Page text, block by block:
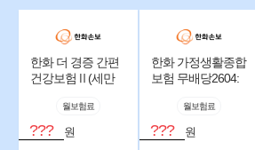
한화 더 경증 간편
건강보험Ⅱ(세만
(납입후50%해약환
급금지급형,간편고
지형)
월보험료
??? 원
한화 가정생활종합
보험 무배당2604:
월보험료
??? 원